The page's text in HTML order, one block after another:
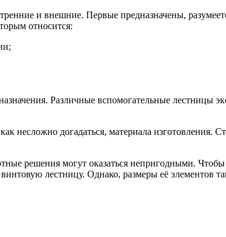
и внешние. Первые предназначены,
относится:
Различные вспомогательные лестницы
несложно догадаться, материала изготовления.
решения могут оказаться непригодными.
лестницу. Однако, размеры её элементов